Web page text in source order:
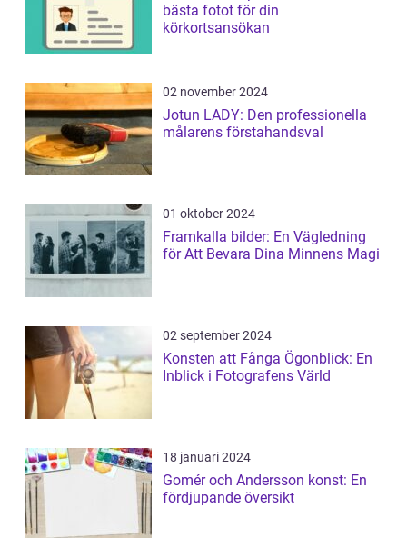
bästa fotot för din
körkortsansökan
02 november 2024
Jotun LADY: Den professionella
målarens förstahandsval
01 oktober 2024
Framkalla bilder: En Vägledning
för Att Bevara Dina Minnens Magi
02 september 2024
Konsten att Fånga Ögonblick: En
Inblick i Fotografens Värld
18 januari 2024
Gomér och Andersson konst: En
fördjupande översikt